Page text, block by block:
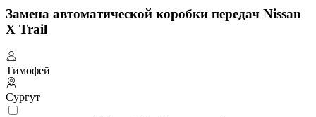
Замена автоматической коробки передач Nissan
X Trail
Тимофей
Сургут